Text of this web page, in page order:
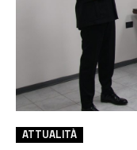
ATTUALITÀ